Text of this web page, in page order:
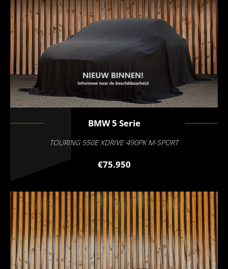
BMW5 Serie
TOURING 550E XDRIVE 490PK M-SPORT
€75.950